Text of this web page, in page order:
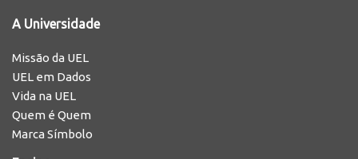
A Universidade
Missão da UEL
UEL em Dados
Vida na UEL
Quem é Quem
Marca Símbolo